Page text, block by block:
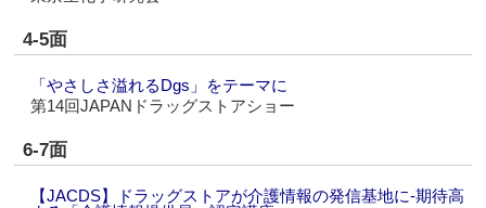
4-5面
「やさしさ溢れるDgs」をテーマに
第14回JAPANドラッグストアショー
6-7面
【JACDS】ドラッグストアが介護情報の発信基地に‐期待高